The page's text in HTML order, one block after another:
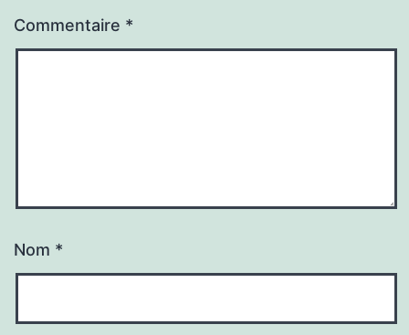
Commentaire *
Nom *